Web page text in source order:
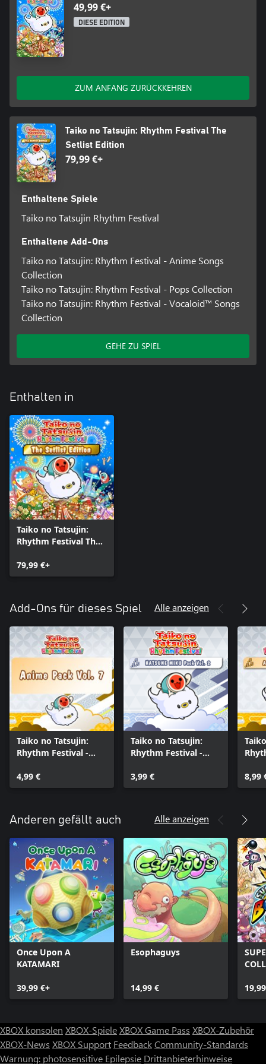
49,99 €+
DIESE EDITION
ZUM ANFANG ZURÜCKKEHREN
Taiko no Tatsujin: Rhythm Festival The
Setlist Edition
79,99 €+
Enthaltene Spiele
Taiko no Tatsujin Rhythm Festival
Enthaltene Add-Ons
Taiko no Tatsujin: Rhythm Festival - Anime Songs
Collection
Taiko no Tatsujin: Rhythm Festival - Pops Collection
Taiko no Tatsujin: Rhythm Festival - Vocaloid™ Songs
Collection
GEHE ZU SPIEL
Enthalten in
Taiko no Tatsujin:
Rhythm Festival The
79,99 €+
Add-Ons für dieses Spiel Alle anzeigen
Taiko no Tatsujin:
Rhythm Festival -
4,99 €
Taiko no Tatsujin:
Rhythm Festival -
Vol. 2
3,99 € 8,99
Anderen gefällt auch Alle anzeigen
Once Upon A
KATAMARI
39,99 €+
Esophaguys
14,99 €
XBOX konsolen XBOX-SpieleXBOX Game Pass XBOX-Zubehör
XBOX-News XBOX Support FeedbackCommunity-Standards
Warnung: photosensitive Epilepsie Drittanbieterhinweise